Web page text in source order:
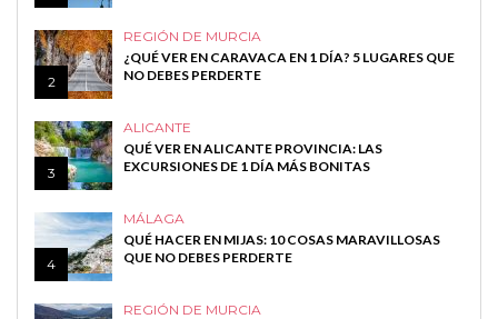
2
REGIÓN DE MURCIA
¿QUÉ VER EN CARAVACA EN 1 DÍA? 5 LUGARES QUE
NO DEBES PERDERTE
3
ALICANTE
QUÉ VER EN ALICANTE PROVINCIA: LAS
EXCURSIONES DE 1 DÍA MÁS BONITAS
4
MÁLAGA
QUÉ HACER EN MIJAS: 10 COSAS MARAVILLOSAS
QUE NO DEBES PERDERTE
REGIÓN DE MURCIA